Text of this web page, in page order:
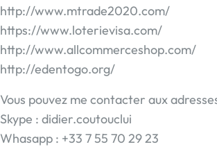
http://www.mtrade2020.com/
https://www.loterievisa.com/
http://www.allcommerceshop.com/
http://edentogo.org/
Vous pouvez me contacter aux
Skype : didier.coutouclui
Whasapp : +33 7 55 70 29 23